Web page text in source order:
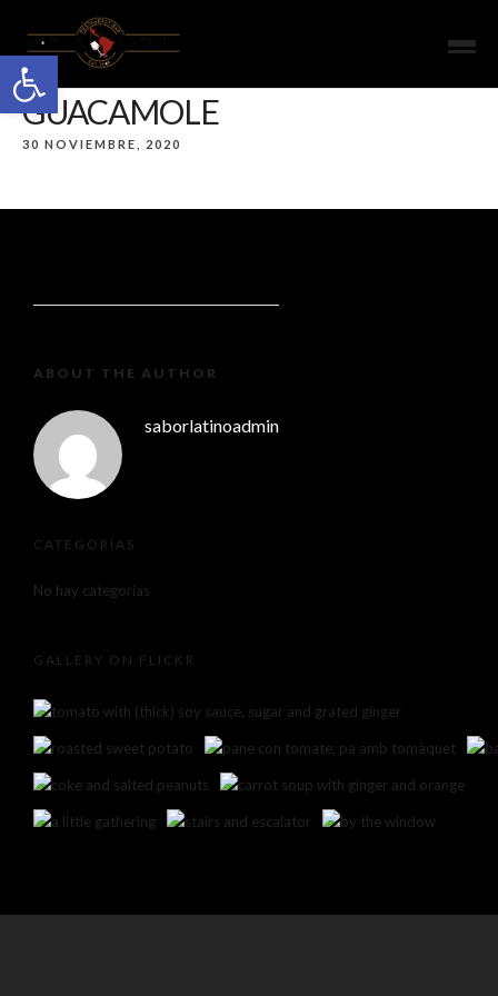
Open toolbar
GUACAMOLE
30 NOVIEMBRE, 2020
ABOUT THE AUTHOR
saborlatinoadmin
CATEGORÍAS
No hay categorías
GALLERY ON FLICKR